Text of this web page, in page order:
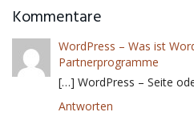
Kommentare
WordPress – Was ist
Partnerprogramme
[…] WordPress – Seite
Antworten